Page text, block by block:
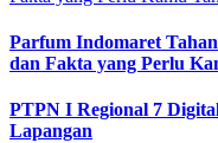
Parfum Indomaret
dan Fakta yang Perlu
PTPN I Regional 7
Lapangan